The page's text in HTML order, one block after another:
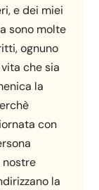
e dei miei
sono molte
ognuno
che sia
la
con
nostre
la